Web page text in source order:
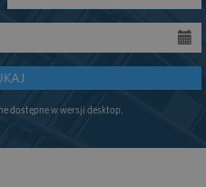
dostępne w wersji desktop.